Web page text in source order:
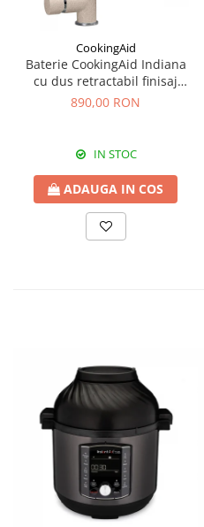
CookingAid
Baterie CookingAid Indiana
cu dus retractabil finisaj
granit Bej Pigmentat /
890,00 RON
IN STOC
ADAUGA IN COS